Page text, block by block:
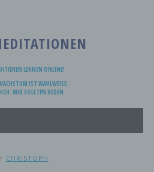
LERNEN ONLINE!
IST WAHLWEISE.
WIR SOLLTEN REDEN.
CHRISTOPH